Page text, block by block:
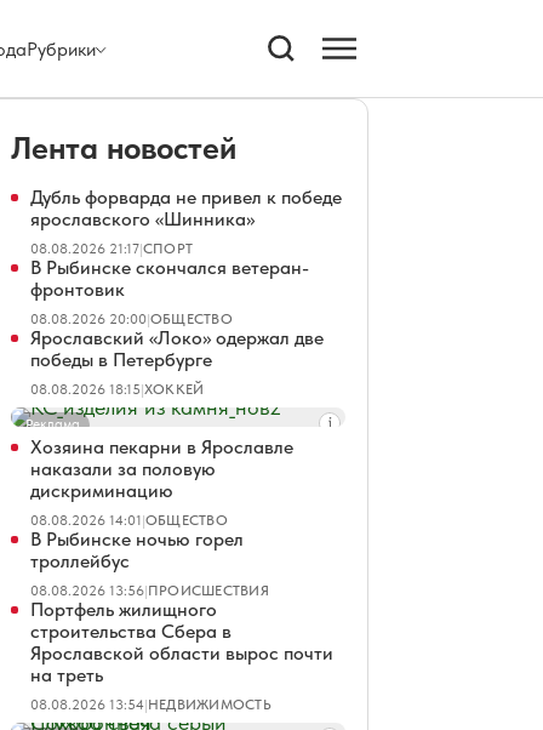
Рубрики
Лента новостей
Дубль форварда не привел к победе
ярославского «Шинника»
08.08.2026 21:17|СПОРТ
В Рыбинске скончался ветеран-
фронтовик
08.08.2026 20:00|ОБЩЕСТВО
Ярославский «Локо» одержал две
победы в Петербурге
08.08.2026 18:15|ХОККЕЙ
Реклама
Хозяина пекарни в Ярославле
наказали за половую
дискриминацию
08.08.2026 14:01|ОБЩЕСТВО
В Рыбинске ночью горел
троллейбус
08.08.2026 13:56|ПРОИСШЕСТВИЯ
Портфель жилищного
строительства Сбера в
Ярославской области вырос почти
на треть
08.08.2026 13:54|НЕДВИЖИМОСТЬ